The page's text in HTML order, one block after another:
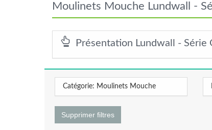
Moulinets Mouche Lundwall -
Présentation Lundwall - Série
Catégorie: Moulinets Mouche
Supprimer filtres